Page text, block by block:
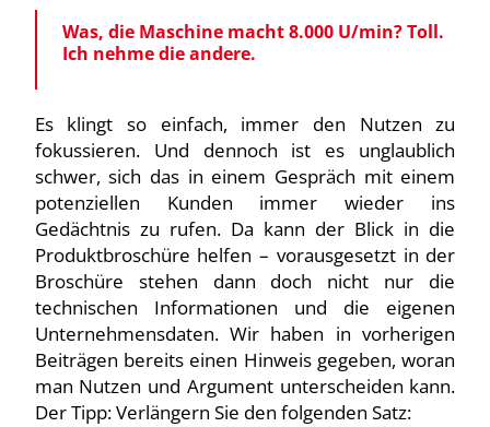
Was, die Maschine macht 8.000 U/min? Toll.
Ich nehme die andere.
Es klingt so einfach, immer den Nutzen zu
fokussieren. Und dennoch ist es unglaublich
schwer, sich das in einem Gespräch mit einem
potenziellen Kunden immer wieder ins
Gedächtnis zu rufen. Da kann der Blick in die
Produktbroschüre helfen – vorausgesetzt in der
Broschüre stehen dann doch nicht nur die
technischen Informationen und die eigenen
Unternehmensdaten. Wir haben in vorherigen
Beiträgen bereits einen Hinweis gegeben, woran
man Nutzen und Argument unterscheiden kann.
Der Tipp: Verlängern Sie den folgenden Satz: